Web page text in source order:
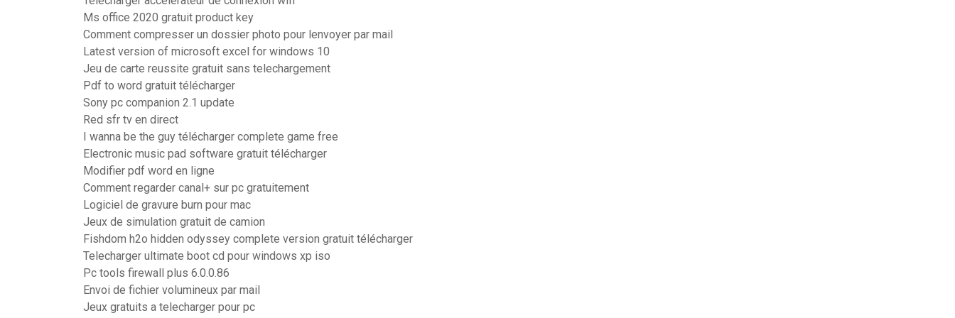
Ms office 2020 gratuit product key
Comment compresser un dossier photo pour lenvoyer par mail
Latest version of microsoft excel for windows 10
Jeu de carte reussite gratuit sans telechargement
Pdf to word gratuit télécharger
Sony pc companion 2.1 update
Red sfr tv en direct
I wanna be the guy télécharger complete game free
Electronic music pad software gratuit télécharger
Modifier pdf word en ligne
Comment regarder canal+ sur pc gratuitement
Logiciel de gravure burn pour mac
Jeux de simulation gratuit de camion
Fishdom h2o hidden odyssey complete version gratuit télécharger
Telecharger ultimate boot cd pour windows xp iso
Pc tools firewall plus 6.0.0.86
Envoi de fichier volumineux par mail
Jeux gratuits a telecharger pour pc